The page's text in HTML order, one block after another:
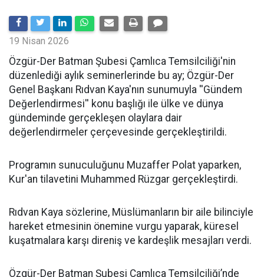
19 Nisan 2026
​Özgür-Der Batman Şubesi Çamlıca Temsilciliği'nin
düzenlediği aylık seminerlerinde bu ay; Özgür-Der
Genel Başkanı Rıdvan Kaya'nın sunumuyla ''Gündem
Değerlendirmesi'' konu başlığı ile ülke ve dünya
gündeminde gerçekleşen olaylara dair
değerlendirmeler çerçevesinde gerçekleştirildi.
Programın sunuculuğunu Muzaffer Polat yaparken,
Kur'an tilavetini Muhammed Rüzgar gerçekleştirdi.
Rıdvan Kaya sözlerine, Müslümanların bir aile bilinciyle
hareket etmesinin önemine vurgu yaparak, küresel
kuşatmalara karşı direniş ve kardeşlik mesajları verdi.
Özgür-Der Batman Şubesi Çamlıca Temsilciliği’nde